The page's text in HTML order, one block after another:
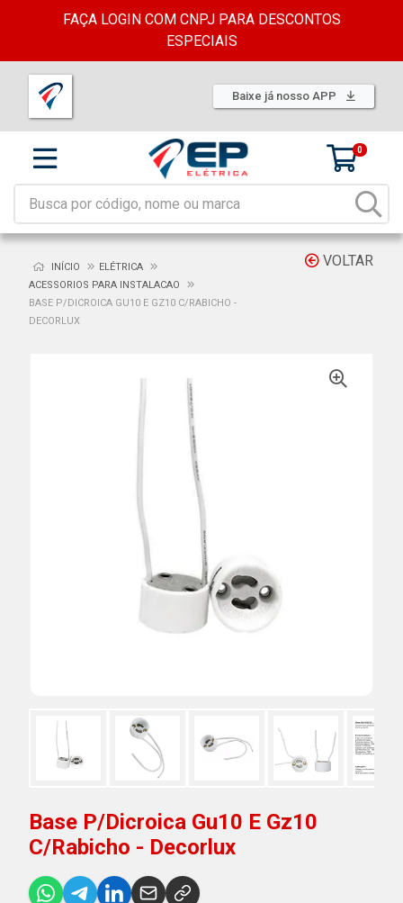
FAÇA LOGIN COM CNPJ PARA DESCONTOS
ESPECIAIS
Baixe já nosso APP
0
VOLTAR
INÍCIO
ELÉTRICA
ACESSORIOS PARA INSTALACAO
BASE P/DICROICA GU10 E GZ10 C/RABICHO -
DECORLUX
Base P/Dicroica Gu10 E Gz10
C/Rabicho - Decorlux